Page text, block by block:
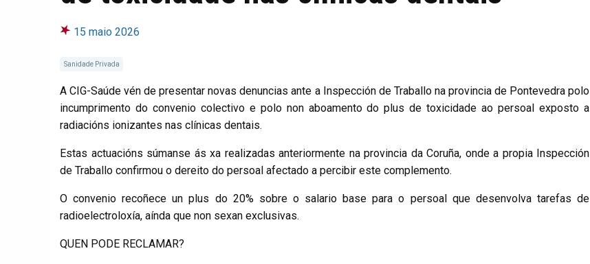
15 maio 2026
Sanidade Privada
A CIG-Saúde vén de presentar novas denuncias ante a Inspección de Traballo na provincia de Pontevedra polo
incumprimento do convenio colectivo e polo non aboamento do plus de toxicidade ao persoal exposto a
radiacións ionizantes nas clínicas dentais.
Estas actuacións súmanse ás xa realizadas anteriormente na provincia da Coruña, onde a propia Inspección
de Traballo confirmou o dereito do persoal afectado a percibir este complemento.
O convenio recoñece un plus do 20% sobre o salario base para o persoal que desenvolva tarefas de
radioelectroloxía, aínda que non sexan exclusivas.
QUEN PODE RECLAMAR?